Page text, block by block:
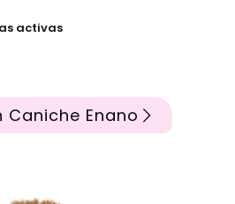
activas
Caniche Enano